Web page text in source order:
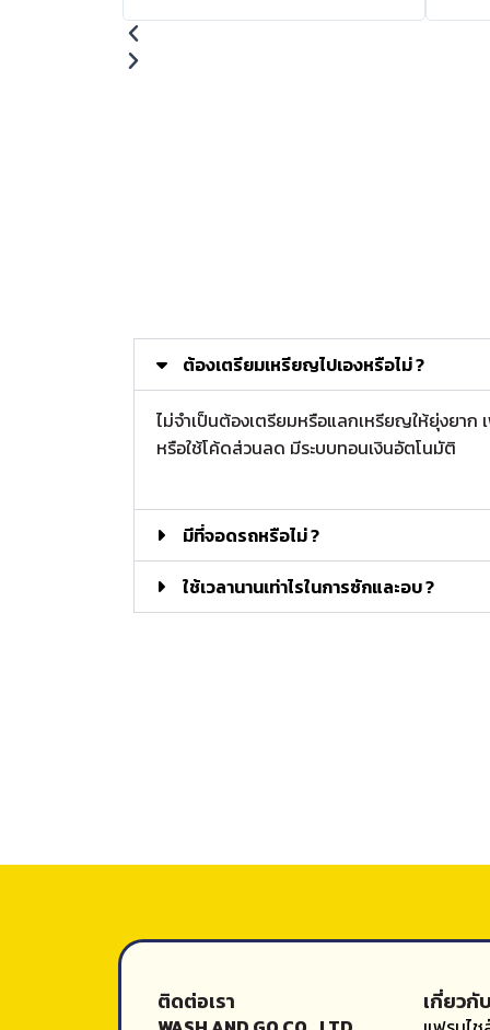
ต้องเตรียมเหรียญไปเองหรือไม่ ?
ไม่จำเป็นต้องเตรียมหรือแลกเหรียญให้ยุ่งยาก
หรือใช้โค้ดส่วนลด มีระบบทอนเงินอัตโนมัติ
มีที่จอดรถหรือไม่ ?
ใช้เวลานานเท่าไรในการซักและอบ ?
ติดต่อเรา เกี่ยวกั